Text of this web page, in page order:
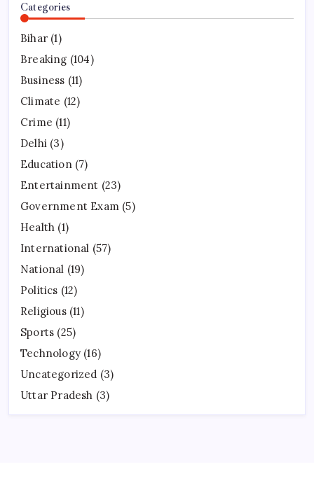
Categories
Bihar (1)
Breaking (104)
Business (11)
Climate (12)
Crime (11)
Delhi (3)
Education(7)
Entertainment (23)
Government Exam (5)
Health (1)
International (57)
National (19)
Politics (12)
Religious(11)
Sports (25)
Technology (16)
Uncategorized (3)
Uttar Pradesh (3)